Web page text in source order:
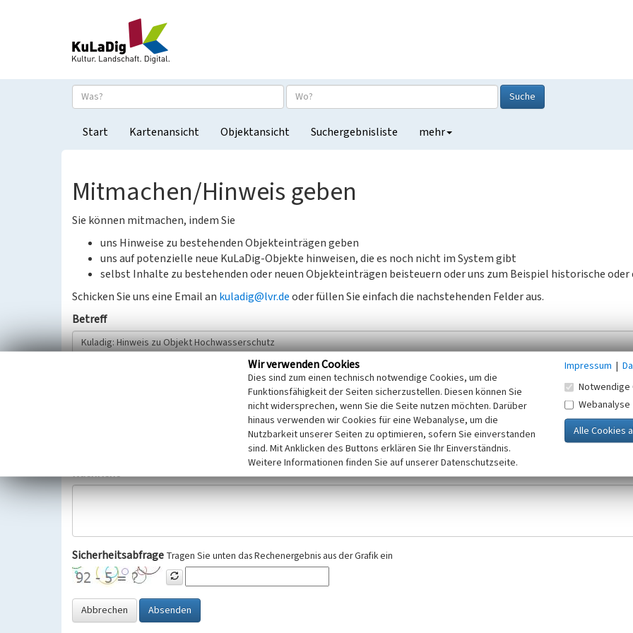
Suche
Start Kartenansicht Objektansicht Suchergebnisliste mehr
Mitmachen/Hinweis geben
Sie können mitmachen, indem Sie
uns Hinweise zu bestehenden Objekteinträgen geben
uns auf potenzielle neue KuLaDig-Objekte hinweisen, die es noch nicht im System gibt
selbst Inhalte zu bestehenden oder neuen Objekteinträgen beisteuern oder uns zum Beispiel historische oder
Schicken Sie uns eine Email an kuladig@lvr.deoder füllen Sie einfach die nachstehenden Felder aus.
Betreff
Wir bitten Sie um freiwillige Angabe Ihres Namens und Ihrer E-Mail-Adresse. Ihre Angaben werden ausschließlich im Rahmen der KuLaDig-
Selbstverständlich werden diese entsprechend der Vorschriften des Telemediengesetzes, des Datenschutzgesetzes NRW und der seit
Datenschutzgrundverordnung (EU-DSGVO) vertraulich behandelt, beachten Sie bitte unsere Hinweise zumDatenschutz
Nachricht
Sicherheitsabfrage Tragen Sie unten das Rechenergebnis aus der Grafik ein
Abbrechen Absenden
Wir verwenden Cookies
Dies sind zum einen technisch notwendige Cookies, um die
Funktionsfähigkeit der Seiten sicherzustellen. Diesen können Sie
nicht widersprechen, wenn Sie die Seite nutzen möchten. Darüber
hinaus verwenden wir Cookies für eine Webanalyse, um die
Nutzbarkeit unserer Seiten zu optimieren, sofern Sie einverstanden
sind. Mit Anklicken des Buttons erklären Sie Ihr Einverständnis.
Weitere Informationen finden Sie auf unserer Datenschutzseite.
Impressum |
Notwendige
Webanalyse